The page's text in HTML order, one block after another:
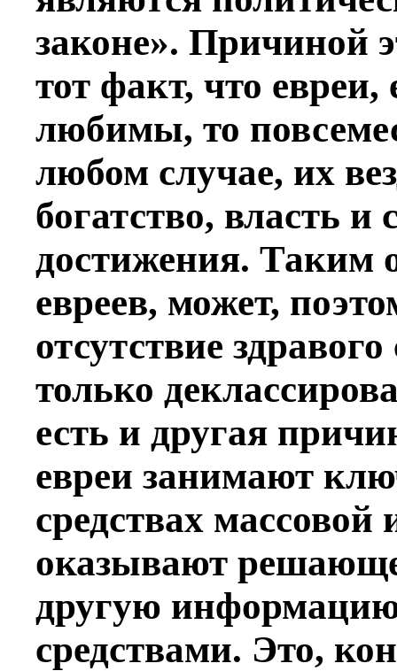
законе». Причиной
тот факт, что евреи,
любимы, то
любом случае, их
богатство, власть
достижения. Таким
евреев, может,
отсутствие
только
есть и другая
евреи занимают
средствах
оказывают
другую
средствами. Это,